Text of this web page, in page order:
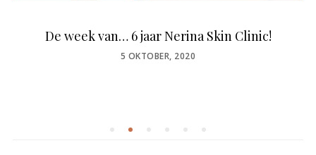
De week van… 6 jaar Nerina Skin Clinic!
POSTED
5 OKTOBER, 2020